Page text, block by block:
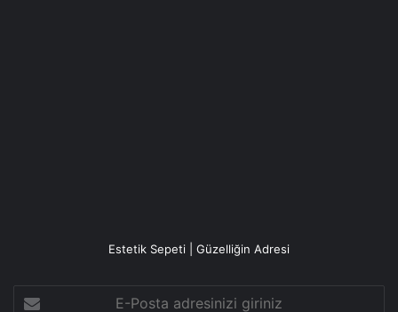
Estetik Sepeti | Güzelliğin Adresi